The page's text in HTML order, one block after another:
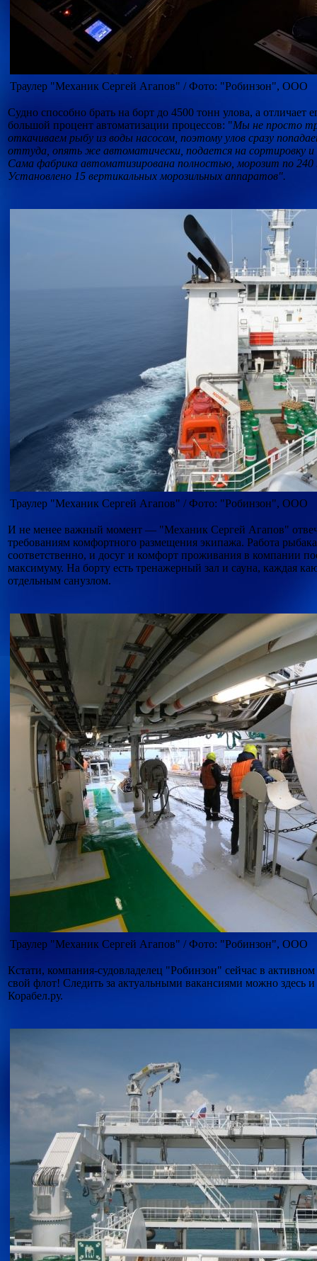
Траулер "Механик Сергей Агапов" / Фото: "Робинзон", ООО
Судно способно брать на борт до 4500 тонн улова, а отличает
большой процент автоматизации процессов: "Мы не просто
откачиваем рыбу из воды насосом, поэтому улов сразу
оттуда, опять же автоматически, подается на сортировку и
Сама фабрика автоматизирована полностью, морозит по 240
Установлено 15 вертикальных морозильных аппаратов".
Траулер "Механик Сергей Агапов" / Фото: "Робинзон", ООО
И не менее важный момент — "Механик Сергей Агапов"
требованиям комфортного размещения экипажа. Работа
соответственно, и досуг и комфорт проживания в компании
максимуму. На борту есть тренажерный зал и сауна, каждая
отдельным санузлом.
Траулер "Механик Сергей Агапов" / Фото: "Робинзон", ООО
Кстати, компания-судовладелец "Робинзон" сейчас в
свой флот! Следить за актуальными вакансиями можно здесь
Корабел.ру.